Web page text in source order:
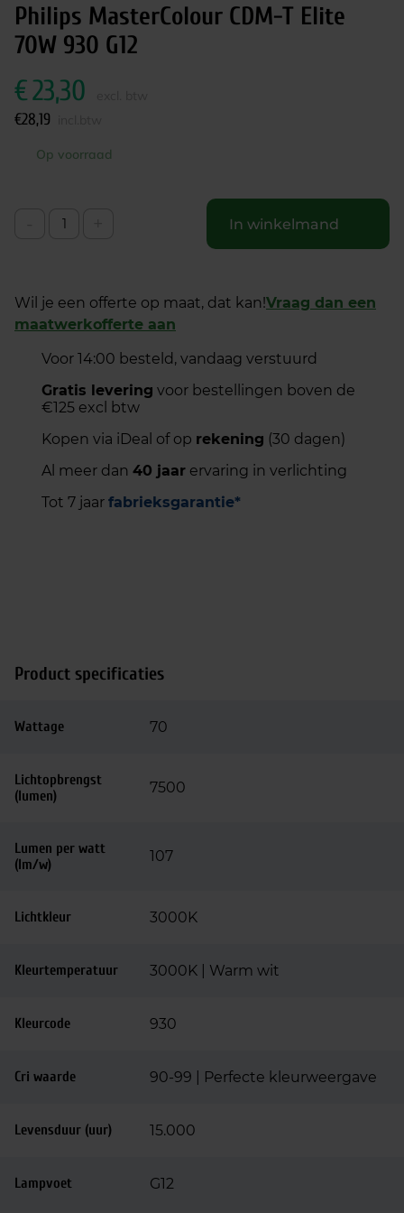
Philips MasterColour CDM-T Elite
70W 930 G12
€23,30
€28,19
Op voorraad
In winkelmand
Wil je een offerte op maat, dat kan!Vraag dan een
maatwerkofferte aan
Voor 14:00 besteld, vandaag verstuurd
Gratis levering voor bestellingen boven de
€125 excl btw
Kopen via iDeal of op rekening (30 dagen)
Al meer dan 40 jaar ervaring in verlichting
Tot 7 jaar fabrieksgarantie*
Product specificaties
Wattage 70
Lichtopbrengst
(lumen)
7500
Lumen per watt
(lm/w)
107
Lichtkleur 3000K
Kleurtemperatuur 3000K | Warm wit
Kleurcode 930
Cri waarde 90-99 | Perfecte kleurweergave
Levensduur (uur) 15.000
Lampvoet G12